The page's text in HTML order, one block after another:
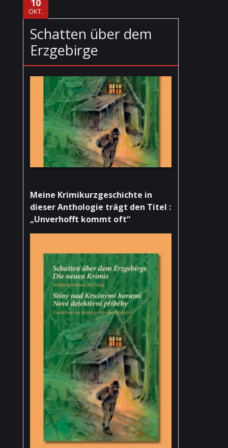
OKT.
Schatten über dem
Erzgebirge
Meine Krimikurzgeschichte in
dieser Anthologie trägt den Titel :
„Unverhofft kommt oft“